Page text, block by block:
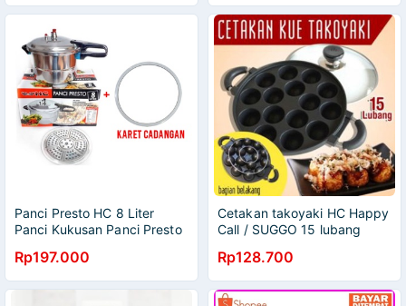
Panci Presto HC 8 Liter
Panci Kukusan Panci Presto
Rp197.000
Cetakan takoyaki HC Happy
Call / SUGGO 15 lubang
Rp128.700